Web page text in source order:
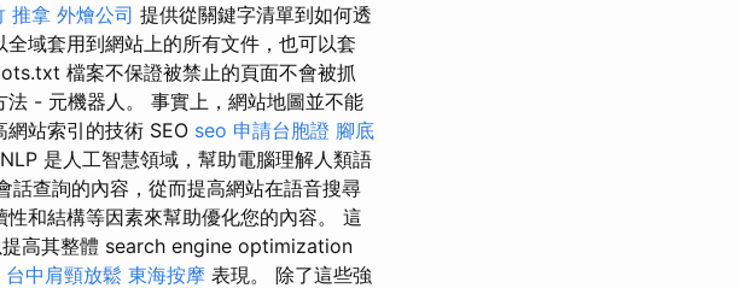
推拿 外燴公司 提供從關鍵字清單到如何透
域套用到網站上的所有文件，也可以套
檔案不保證被禁止的頁面不會被抓
- 元機器人。 事實上，網站地圖並不能
站索引的技術 SEO seo 申請台胞證 腳底
是人工智慧領域，幫助電腦理解人類語
話查詢的內容，從而提高網站在語音搜尋
和結構等因素來幫助優化您的內容。 這
提高其整體 search engine optimization
台中肩頸放鬆 東海按摩 表現。 除了這些強